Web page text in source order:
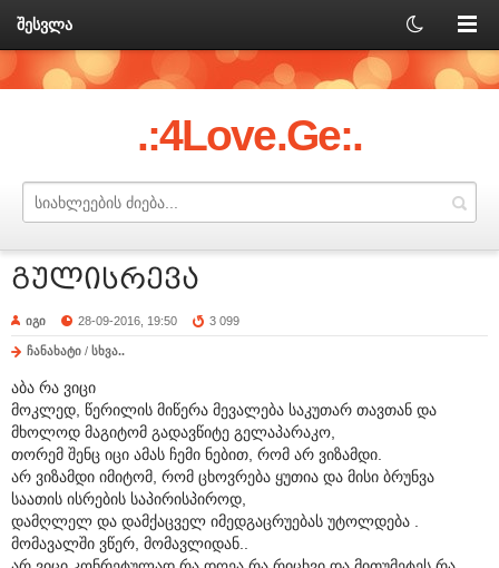
შესვლა
.:4Love.Ge:.
გულისრევა
იგი 28-09-2016, 19:50 3 099
ჩანახატი / სხვა..
აბა რა ვიცი
მოკლედ, წერილის მიწერა მევალება საკუთარ თავთან და
მხოლოდ მაგიტომ გადავწიტე გელაპარაკო,
თორემ შენც იცი ამას ჩემი ნებით, რომ არ ვიზამდი.
არ ვიზამდი იმიტომ, რომ ცხოვრება ყუთია და მისი ბრუნვა
საათის ისრების საპირისპიროდ,
დამღლელ და დამქაცველ იმედგაცრუებას უტოლდება .
მომავალში ვწერ, მომავლიდან..